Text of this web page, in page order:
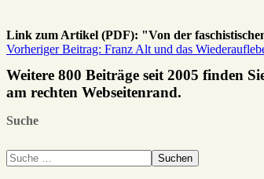
Link zum Artikel (PDF): "Von der
Vorheriger Beitrag: Franz Alt und das
Weitere 800 Beiträge seit 2005 finden
am rechten Webseitenrand.
Suche
Suchen